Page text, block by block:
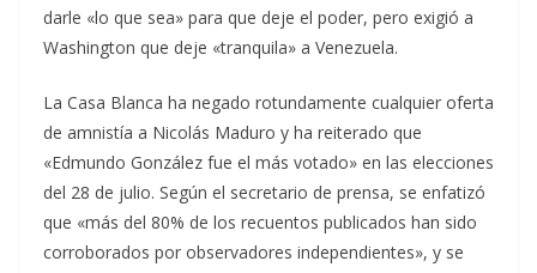
darle «lo que sea» para que deje el poder, pero exigió a
Washington que deje «tranquila» a Venezuela.
La Casa Blanca ha negado rotundamente cualquier oferta
de amnistía a Nicolás Maduro y ha reiterado que
«Edmundo González fue el más votado» en las elecciones
del 28 de julio. Según el secretario de prensa, se enfatizó
que «más del 80% de los recuentos publicados han sido
corroborados por observadores independientes», y se